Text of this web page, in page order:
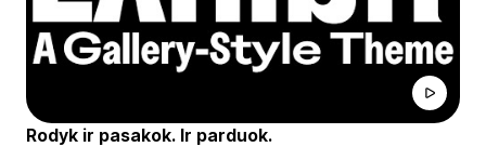
Rodyk ir pasakok. Ir parduok.